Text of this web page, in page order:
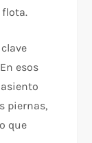
esos
piernas,
que